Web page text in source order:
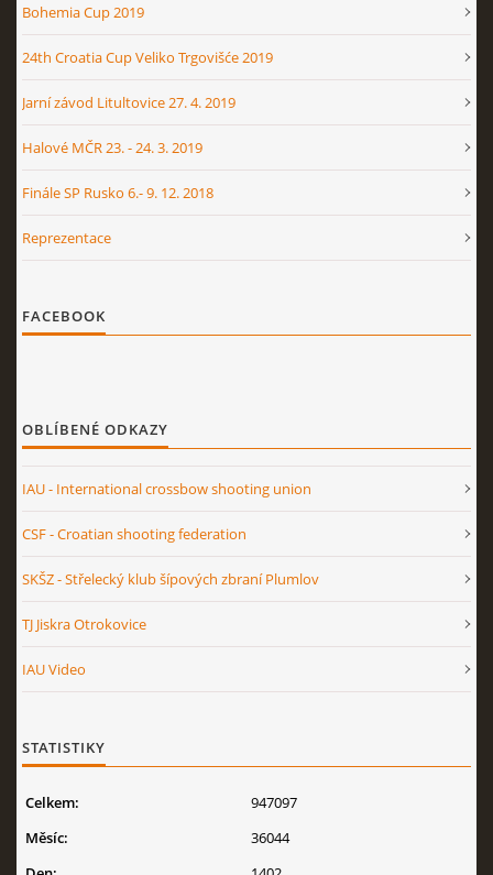
Bohemia Cup 2019
24th Croatia Cup Veliko Trgovišće 2019
Jarní závod Litultovice 27. 4. 2019
Halové MČR 23. - 24. 3. 2019
Finále SP Rusko 6.- 9. 12. 2018
Reprezentace
FACEBOOK
OBLÍBENÉ ODKAZY
IAU - International crossbow shooting union
CSF - Croatian shooting federation
SKŠZ - Střelecký klub šípových zbraní Plumlov
TJ Jiskra Otrokovice
IAU Video
STATISTIKY
Celkem:
947097
Měsíc:
36044